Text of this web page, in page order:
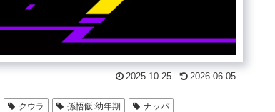
2025.10.25 2026.06.05
クウラ 孫悟飯:幼年期 ナッパ